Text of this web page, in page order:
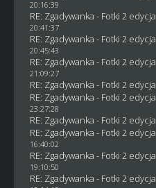
20:16:39
RE: Zgadywanka - Fotki 2 edycja
20:41:37
RE: Zgadywanka - Fotki 2 edycja
20:45:43
RE: Zgadywanka - Fotki 2 edycja
21:09:27
RE: Zgadywanka - Fotki 2 edycja
RE: Zgadywanka - Fotki 2 edycja
23:27:28
RE: Zgadywanka - Fotki 2 edycja
RE: Zgadywanka - Fotki 2 edycja
16:40:02
RE: Zgadywanka - Fotki 2 edycja
19:10:50
RE: Zgadywanka - Fotki 2 edycja